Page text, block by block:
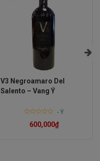
V3 Negroamaro Del
Salento – Vang Ý
Rated
- Ý
600,000₫